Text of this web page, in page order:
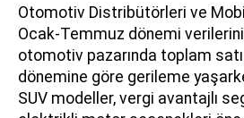
Otomotiv Distribütörleri ve
Ocak-Temmuz dönemi
otomotiv pazarında toplam
dönemine göre gerileme
SUV modeller, vergi avantajlı